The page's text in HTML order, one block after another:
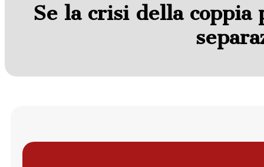
Se la crisi della